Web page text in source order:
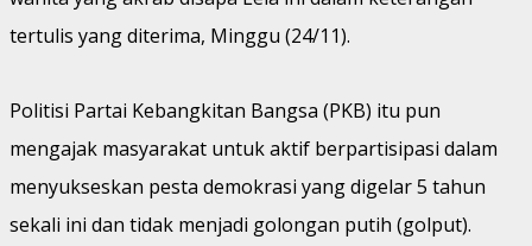
tertulis yang diterima, Minggu (24/11).
Politisi Partai Kebangkitan Bangsa (PKB) itu pun
mengajak masyarakat untuk aktif berpartisipasi dalam
menyukseskan pesta demokrasi yang digelar 5 tahun
sekali ini dan tidak menjadi golongan putih (golput).